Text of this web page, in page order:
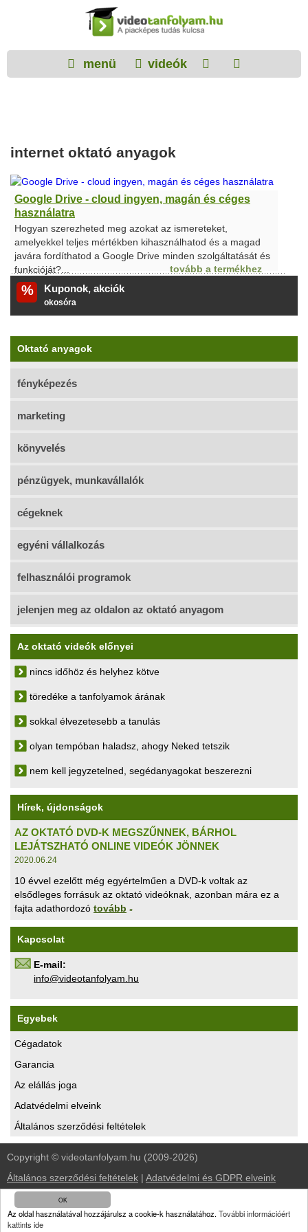
OK
Az oldal használatával hozzájárulsz a cookie-k használatához. További információért
kattints ide
menü videók
internet oktató anyagok
Google Drive - cloud ingyen, magán és céges
használatra
Hogyan szerezheted meg azokat az ismereteket,
amelyekkel teljes mértékben kihasználhatod és a magad
javára fordíthatod a Google Drive minden szolgáltatását és
funkcióját?...
tovább a termékhez
% Kuponok, akciók
okosóra
Oktató anyagok
fényképezés
marketing
könyvelés
pénzügyek, munkavállalók
cégeknek
egyéni vállalkozás
felhasználói programok
jelenjen meg az oldalon az oktató anyagom
Az oktató videók előnyei
nincs időhöz és helyhez kötve
töredéke a tanfolyamok árának
sokkal élvezetesebb a tanulás
olyan tempóban haladsz, ahogy Neked tetszik
nem kell jegyzetelned, segédanyagokat beszerezni
Hírek, újdonságok
AZ OKTATÓ DVD-K MEGSZŰNNEK, BÁRHOL
LEJÁTSZHATÓ ONLINE VIDEÓK JÖNNEK
2020.06.24
10 évvel ezelőtt még egyértelműen a DVD-k voltak az
elsődleges forrásuk az oktató videóknak, azonban mára ez a
fajta adathordozó tovább »
Kapcsolat
E-mail:
uh.maylofnatoediv@ofni
Egyebek
Cégadatok
Garancia
Az elállás joga
Adatvédelmi elveink
Általános szerződési feltételek
Copyright © videotanfolyam.hu (2009-2026)
Általános szerződési feltételek | Adatvédelmi és GDPR elveink
kezdőlap oktató videók ingyen videók
az oktató videók előnyei